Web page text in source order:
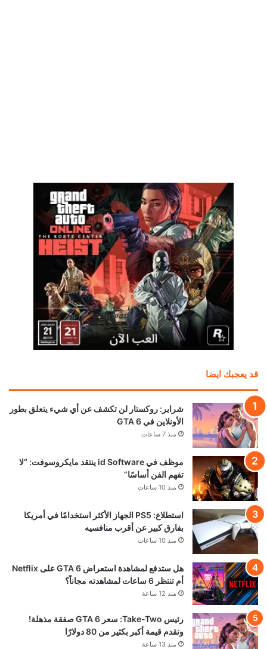
قد يعجبك ايضا
شراير: روكستار لن تكشف عن أي شيء يتعلق بطور
الأونلاين في GTA 6
منذ 7 ساعات
موظف في id Software ينتقد مايكروسوفت: “لا
تفهم الفن أساسًا”
منذ 10 ساعات
استطلاع: PS5 الجهاز الأكثر استخدامًا في أمريكا
بفارق كبير عن أقرب منافسيه
منذ 10 ساعات
هل ستدفع لمشاهدة استعراض GTA 6 على Netflix
أم تنتظر 6 ساعات لمشاهدته مجاناً؟
منذ 12 ساعة
رئيس Take-Two: سعر GTA 6 صفقة مذهلة!
ونقدم قيمة أكبر بكثير من 80 دولارًا
منذ 13 ساعة